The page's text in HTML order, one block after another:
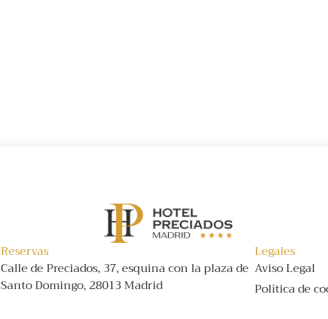
Reservas
Calle de Preciados, 37, esquina con la plaza de
Santo Domingo, 28013 Madrid
Legales
Aviso Legal
Política de